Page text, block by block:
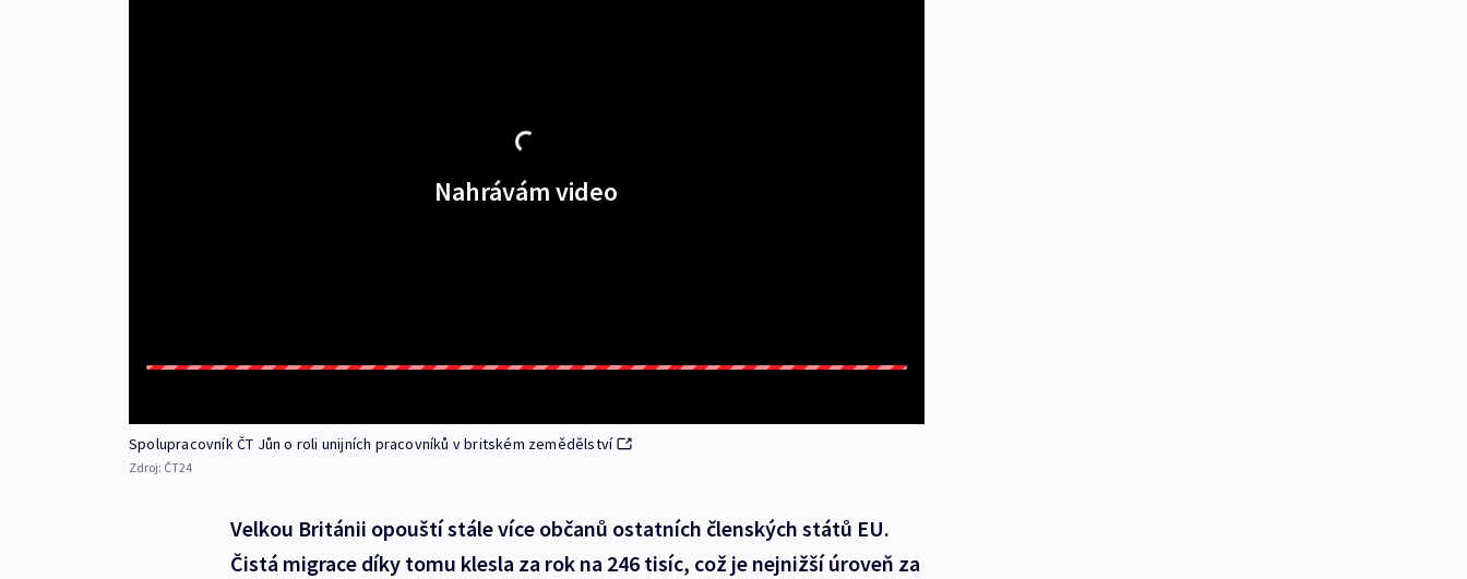
Nahrávám video
Spolupracovník ČT Jůn o roli unijních pracovníků v britském zemědělství
Zdroj: ČT24
Velkou Británii opouští stále více občanů ostatních členských států EU.
Čistá migrace díky tomu klesla za rok na 246 tisíc, což je nejnižší úroveň za